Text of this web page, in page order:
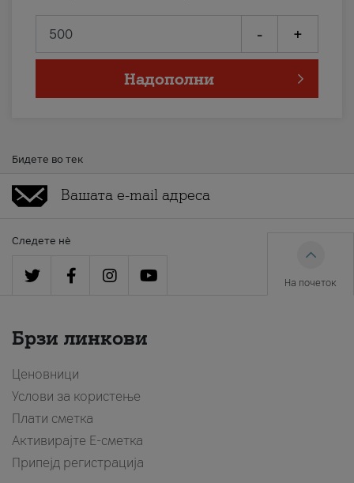
- +
Надополни
Бидете во тек
Следете нè
На почеток
Брзи линкови
Ценовници
Услови за користење
Плати сметка
Активирајте Е-сметка
Припејд регистрација